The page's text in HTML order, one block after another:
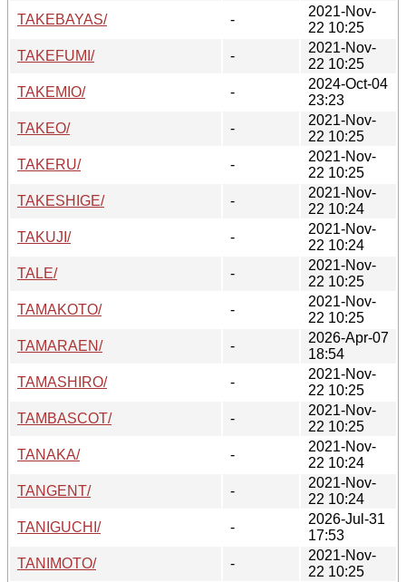
TAKEBAYAS/
-
2021-Nov-
22 10:25
TAKEFUMI/
-
2021-Nov-
22 10:25
TAKEMIO/
-
2024-Oct-04
23:23
TAKEO/
-
2021-Nov-
22 10:25
TAKERU/
-
2021-Nov-
22 10:25
TAKESHIGE/
-
2021-Nov-
22 10:24
TAKUJI/
-
2021-Nov-
22 10:24
TALE/
-
2021-Nov-
22 10:25
TAMAKOTO/
-
2021-Nov-
22 10:25
TAMARAEN/
-
2026-Apr-07
18:54
TAMASHIRO/
-
2021-Nov-
22 10:25
TAMBASCOT/
-
2021-Nov-
22 10:25
TANAKA/
-
2021-Nov-
22 10:24
TANGENT/
-
2021-Nov-
22 10:24
TANIGUCHI/
-
2026-Jul-31
17:53
TANIMOTO/
-
2021-Nov-
22 10:25